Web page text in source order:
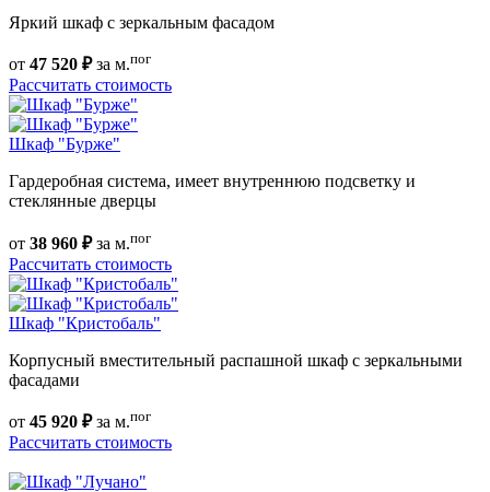
Яркий шкаф с зеркальным фасадом
от 47 520 ₽за м.пог
Рассчитать стоимость
Шкаф "Бурже"
Гардеробная система, имеет внутреннюю подсветку и
стеклянные дверцы
от 38 960 ₽за м.пог
Рассчитать стоимость
Шкаф "Кристобаль"
Корпусный вместительный распашной шкаф с зеркальными
фасадами
от 45 920 ₽за м.пог
Рассчитать стоимость